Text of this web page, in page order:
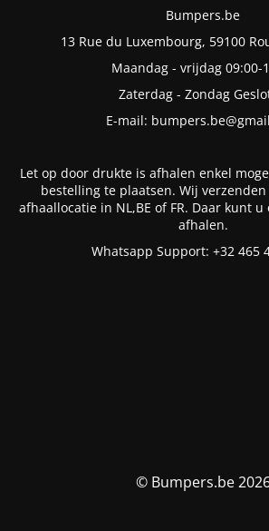
Bumpers.be
13 Rue du Luxembourg, 59100
Maandag - vrijdag 09:00-
Zaterdag - Zondag
E-mail:
Let op door drukte is afhalen enkel
bestelling te plaatsen. Wij
afhaallocatie in NL,BE of FR. Daar kunt
afhalen.
Whatsapp Support: +32 465
© Bumpers.be